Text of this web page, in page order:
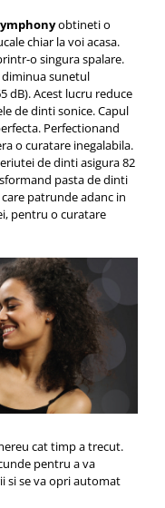
obtineti o
chiar la voi acasa.
o singura spalare.
diminua sunetul
dB). Acest lucru reduce
de dinti sonice. Capul
Perfectionand
o curatare inegalabila.
de dinti asigura 82
pasta de dinti
patrunde adanc in
pentru o curatare
cat timp a trecut.
pentru a va
si se va opri automat